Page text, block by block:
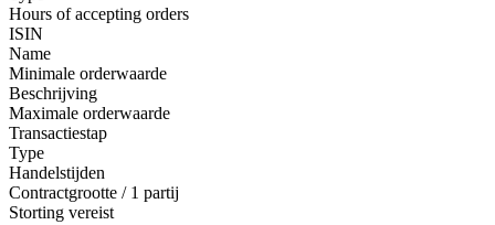
Hours of accepting orders
ISIN
Name
Minimale orderwaarde
Beschrijving
Maximale orderwaarde
Transactiestap
Type
Handelstijden
Contractgrootte / 1 partij
Storting vereist